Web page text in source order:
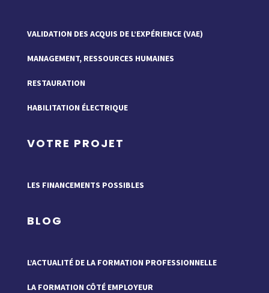
VALIDATION DES ACQUIS DE L’EXPÉRIENCE (VAE)
MANAGEMENT, RESSOURCES HUMAINES
RESTAURATION
HABILITATION ÉLECTRIQUE
VOTRE PROJET
LES FINANCEMENTS POSSIBLES
BLOG
L’ACTUALITÉ DE LA FORMATION PROFESSIONNELLE
LA FORMATION CÔTÉ EMPLOYEUR